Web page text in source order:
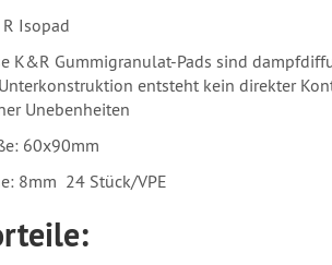
Isopad
K&R Gummigranulat-Pads sind
entsteht kein direkter
Unebenheiten
60x90mm
8mm 24 Stück/VPE